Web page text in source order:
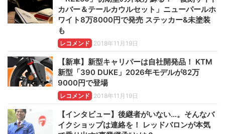
カバー＆テールカウルセット」ニューパールホ
ワイト8万8000円で発売 ステッカー&未塗装
も
レコメンド 2018年11月19日
【新車】新型キャリパーは自社開発品！ KTM
新型「390 DUKE」2026年モデルが82万
9000円で登場
レコメンド 2018年11月19日
【インタビュー】後継者がいない…。そんなバ
イクショップは連絡を！ レッドバロンが本気